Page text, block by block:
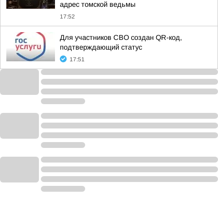
адрес томской ведьмы
17:52
Для участников СВО создан QR-код,
подтверждающий статус
17:51